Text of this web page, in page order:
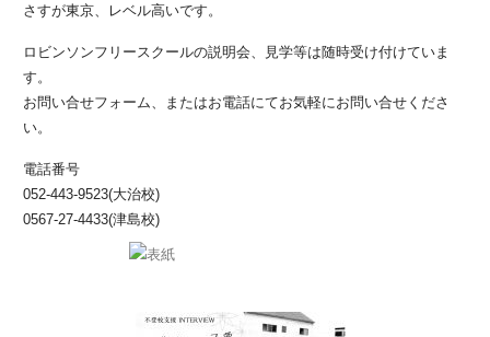
さすが東京、レベル高いです。
ロビンソンフリースクールの説明会、見学等は随時受け付けていま
す。
お問い合せフォーム、またはお電話にてお気軽にお問い合せくださ
い。
電話番号
052-443-9523(大治校)
0567-27-4433(津島校)